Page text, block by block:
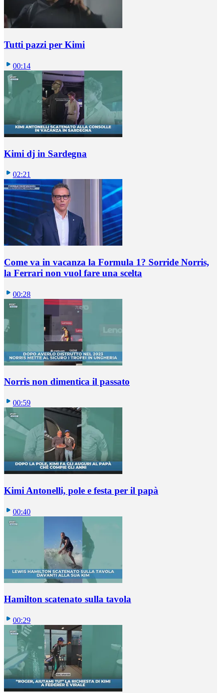
Tutti pazzi per Kimi
00:14
Kimi dj in Sardegna
02:21
Come va in vacanza la Formula 1? Sorride Norris,
la Ferrari non vuol fare una scelta
00:28
Norris non dimentica il passato
00:59
Kimi Antonelli, pole e festa per il papà
00:40
Hamilton scatenato sulla tavola
00:29